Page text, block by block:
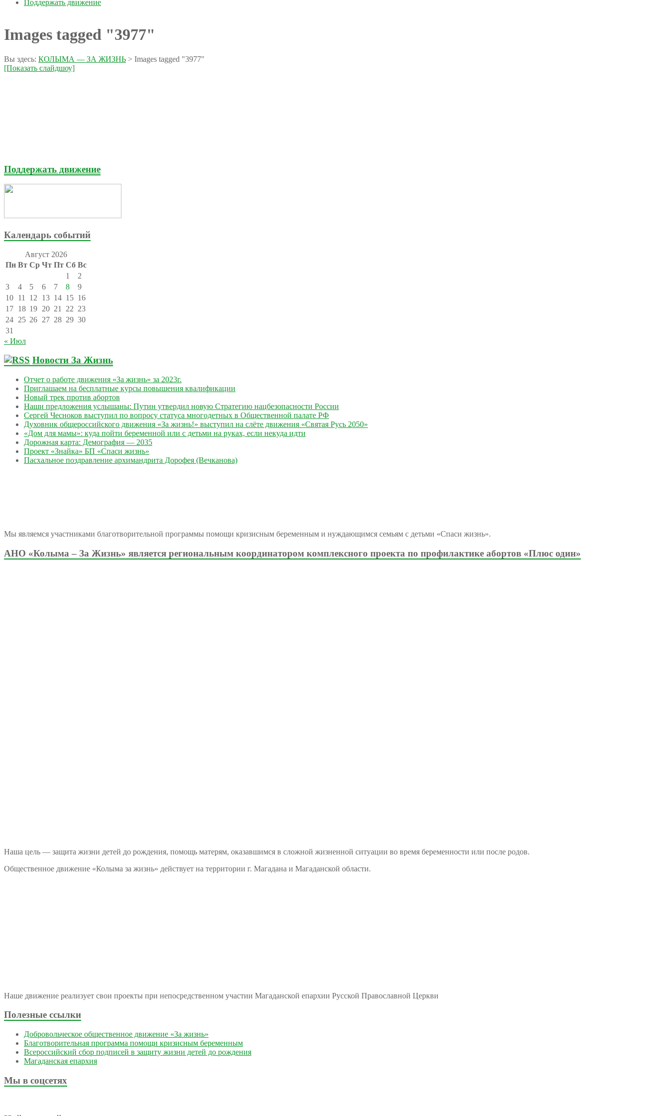
Поддержать движение
Images tagged "3977"
Вы здесь: КОЛЫМА — ЗА ЖИЗНЬ > Images tagged "3977"
[Показать слайдшоу]
Поддержать движение
Календарь событий
Август 2026
Пн Вт Ср Чт Пт Сб Вс
1
2
3
4 5 6 7 8
9
10 11 12 13 14 15 16
17 18 19 20 21 22 23
24 25 26 27 28 29 30
31
« Июл
Новости За Жизнь
Отчет о работе движения «За жизнь» за 2023г.
Приглашаем на бесплатные курсы повышения квалификации
Новый трек против абортов
Наши предложения услышаны: Путин утвердил новую Стратегию нацбезопасности России
Сергей Чесноков выступил по вопросу статуса многодетных в Общественной палате РФ
Духовник общероссийского движения «За жизнь!» выступил на слёте движения «Святая Русь 2050»
«Дом для мамы»: куда пойти беременной или с детьми на руках, если некуда идти
Дорожная карта: Демография — 2035
Проект «Знайка» БП «Спаси жизнь»
Пасхальное поздравление архимандрита Дорофея (Вечканова)
Мы являемся участниками благотворительной программы помощи кризисным беременным и нуждающимся семьям с детьми «Спаси жизнь».
АНО «Колыма – За Жизнь» является региональным координатором комплексного проекта по профилактике абортов «Плюс один»
Наша цель — защита жизни детей до рождения, помощь матерям, оказавшимся в сложной жизненной ситуации во время беременности или после родов.
Общественное движение «Колыма за жизнь» действует на территории г. Магадана и Магаданской области.
Наше движение реализует свои проекты при непосредственном участии Магаданской епархии Русской Православной Церкви
Полезные ссылки
Добровольческое общественное движение «За жизнь»
Благотворительная программа помощи кризисным беременным
Всероссийский сбор подписей в защиту жизни детей до рождения
Магаданская епархия
Мы в соцсетях